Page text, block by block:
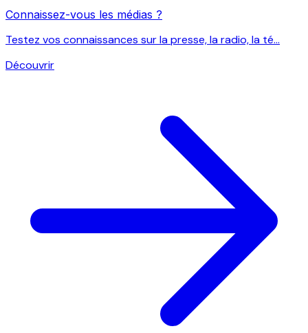
Connaissez-vous les médias ?
Testez vos connaissances sur la presse, la radio, la té...
Découvrir